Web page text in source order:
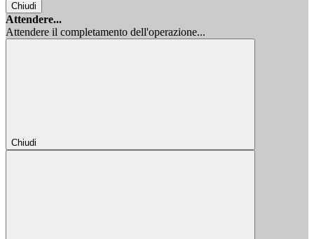
Chiudi
Attendere...
Attendere il completamento dell'operazione...
Chiudi